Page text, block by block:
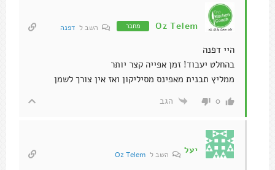
Oz Telem מחבר השב ל דפנה
היי דפנה
בהחלט יעבוד! זמן אפייה קצר יותר
ממליץ תבנית מאפינס מסיליקון ואז אין צורך לשמן
0 הגב
יעל השב לOz Telem